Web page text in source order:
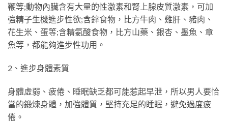
鞭等;動物內臟含有大量的性激素和腎上腺皮質激素，可加
強精子生機進步性欲;含鋅食物，比方牛肉、雞肝、豬肉、
花生米、蛋等;含精氨酸食物，比方山藥、銀杏、墨魚、章
魚等，都能夠進步性功用。
2、進步身體素質
身體虛弱、疲倦、睡眠缺乏都可能惹起早泄，所以男人要恰
當的鍛煉身體，加強體質，堅持充足的睡眠，避免過度疲
倦。